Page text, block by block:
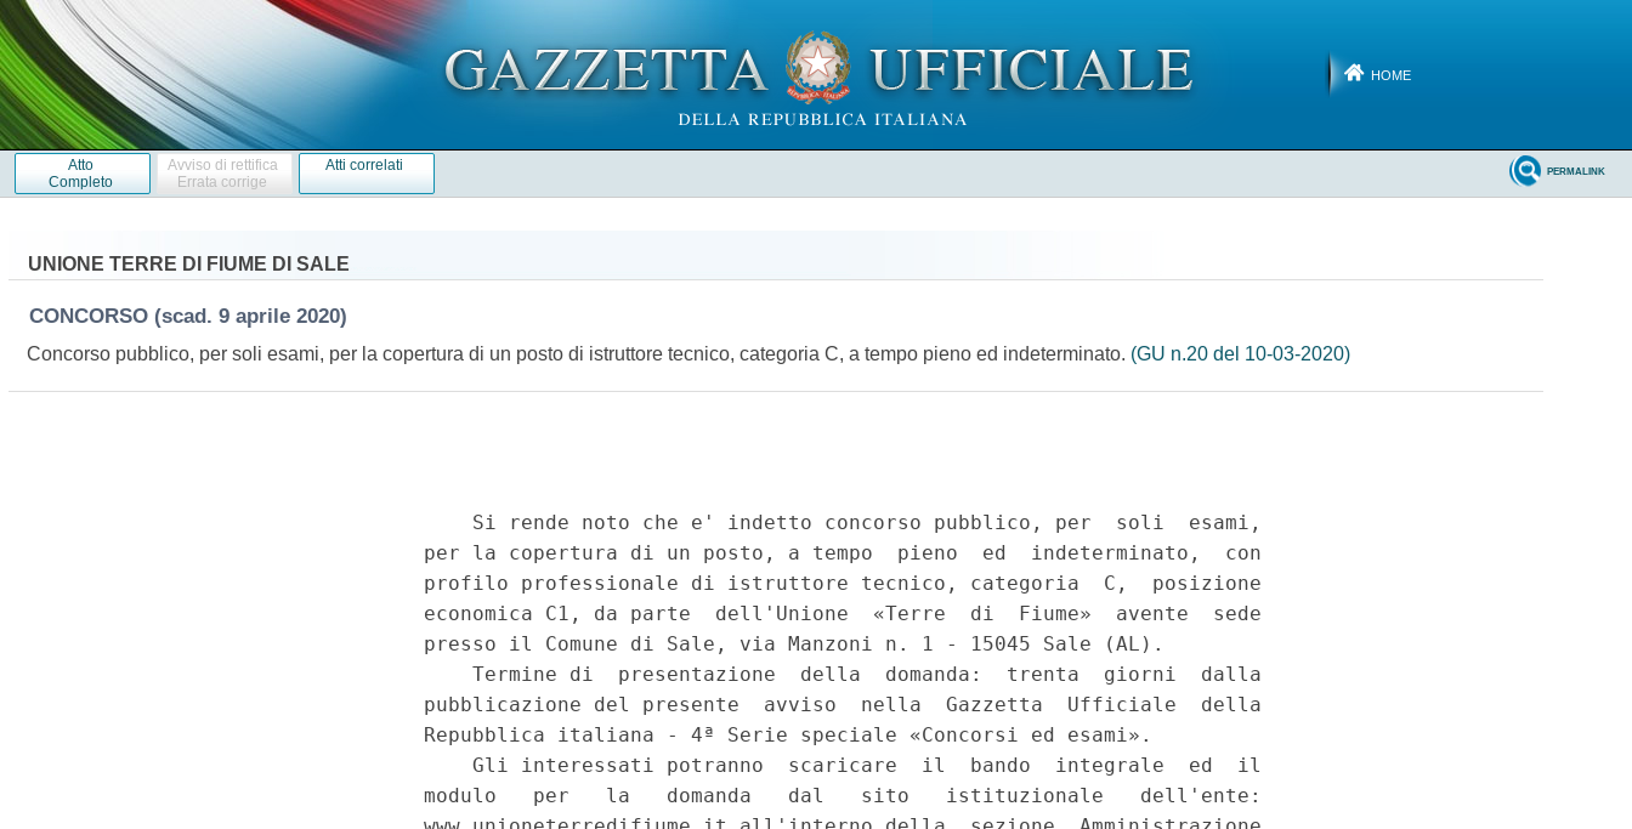
HOME
Atto
Completo
Avviso di rettifica
Errata corrige
Atti correlati PERMALINK
UNIONE TERRE DI FIUME DI SALE
CONCORSO (scad. 9 aprile 2020)
Concorso pubblico, per soli esami, per la copertura di un posto di istruttore tecnico, categoria C, a tempo pieno ed indeterminato. (GU n.20 del 10-03-2020)